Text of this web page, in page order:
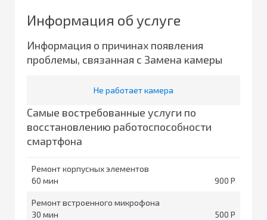
Информация об услуге
Информация о причинах появления
проблемы, связанная с Замена камеры
Не работает камера
Самые востребованные услуги по
восстановлению работоспособности
смартфона
Ремонт корпусных элементов
60
900
Ремонт встроенного микрофона
30
500